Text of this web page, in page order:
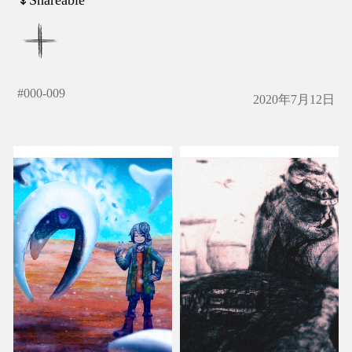
#000-009 2020年7月12日